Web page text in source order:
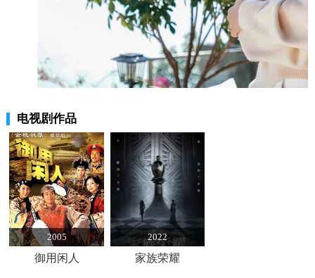
电视剧作品
2005
御用闲人
2022
家族荣耀